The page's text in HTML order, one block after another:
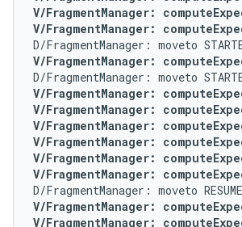
V/FragmentManager:
V/FragmentManager:
V/FragmentManager:
V/FragmentManager:
V/FragmentManager:
V/FragmentManager:
V/FragmentManager:
V/FragmentManager:
V/FragmentManager:
V/FragmentManager:
V/FragmentManager: